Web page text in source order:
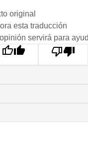
original
esta traducción
servirá para